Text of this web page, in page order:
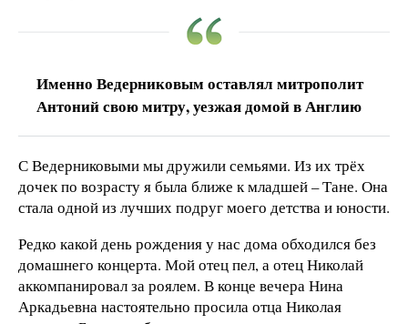
Именно Ведерниковым оставлял митрополит
Антоний свою митру, уезжая домой в Англию
С Ведерниковыми мы дружили семьями. Из их трёх
дочек по возрасту я была ближе к младшей – Тане. Она
стала одной из лучших подруг моего детства и юности.
Редко какой день рождения у нас дома обходился без
домашнего концерта. Мой отец пел, а отец Николай
аккомпанировал за роялем. В конце вечера Нина
Аркадьевна настоятельно просила отца Николая